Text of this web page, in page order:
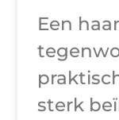
Een
sterk